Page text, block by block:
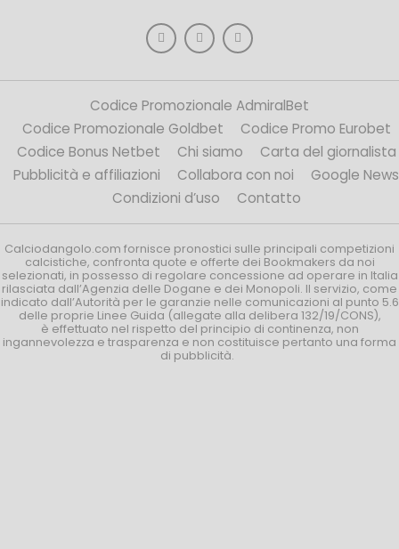
Codice Promozionale AdmiralBet
Codice Promozionale Goldbet
Codice Promo Eurobet
Codice Bonus Netbet
Chi siamo
Carta del giornalista
Pubblicità e affiliazioni
Collabora con noi
Google News
Condizioni d’uso
Contatto
Calciodangolo.com fornisce pronostici sulle principali competizioni
calcistiche, confronta quote e offerte dei Bookmakers da noi
selezionati, in possesso di regolare concessione ad operare in Italia
rilasciata dall’Agenzia delle Dogane e dei Monopoli. Il servizio, come
indicato dall’Autorità per le garanzie nelle comunicazioni al punto 5.6
delle proprie Linee Guida (allegate alla delibera 132/19/CONS),
è effettuato nel rispetto del principio di continenza, non
ingannevolezza e trasparenza e non costituisce pertanto una forma
di pubblicità.